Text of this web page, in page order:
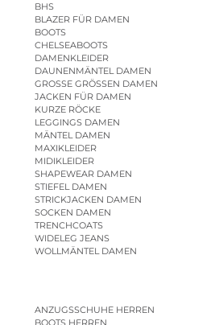
BHS
BLAZER FÜR DAMEN
BOOTS
CHELSEABOOTS
DAMENKLEIDER
DAUNENMÄNTEL DAMEN
GROSSE GRÖSSEN DAMEN
JACKEN FÜR DAMEN
KURZE RÖCKE
LEGGINGS DAMEN
MÄNTEL DAMEN
MAXIKLEIDER
MIDIKLEIDER
SHAPEWEAR DAMEN
STIEFEL DAMEN
STRICKJACKEN DAMEN
SOCKEN DAMEN
TRENCHCOATS
WIDELEG JEANS
WOLLMÄNTEL DAMEN
ANZUGSSCHUHE HERREN
BOOTS HERREN